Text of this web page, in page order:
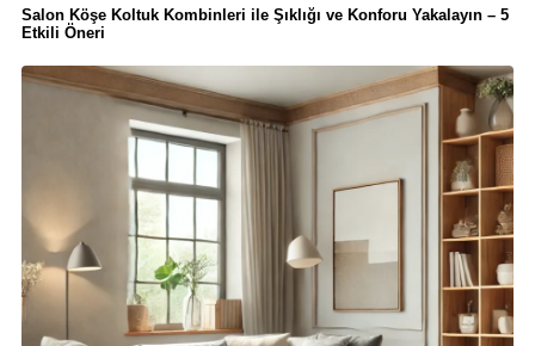
Salon Köşe Koltuk Kombinleri ile Şıklığı ve Konforu Yakalayın – 5
Etkili Öneri